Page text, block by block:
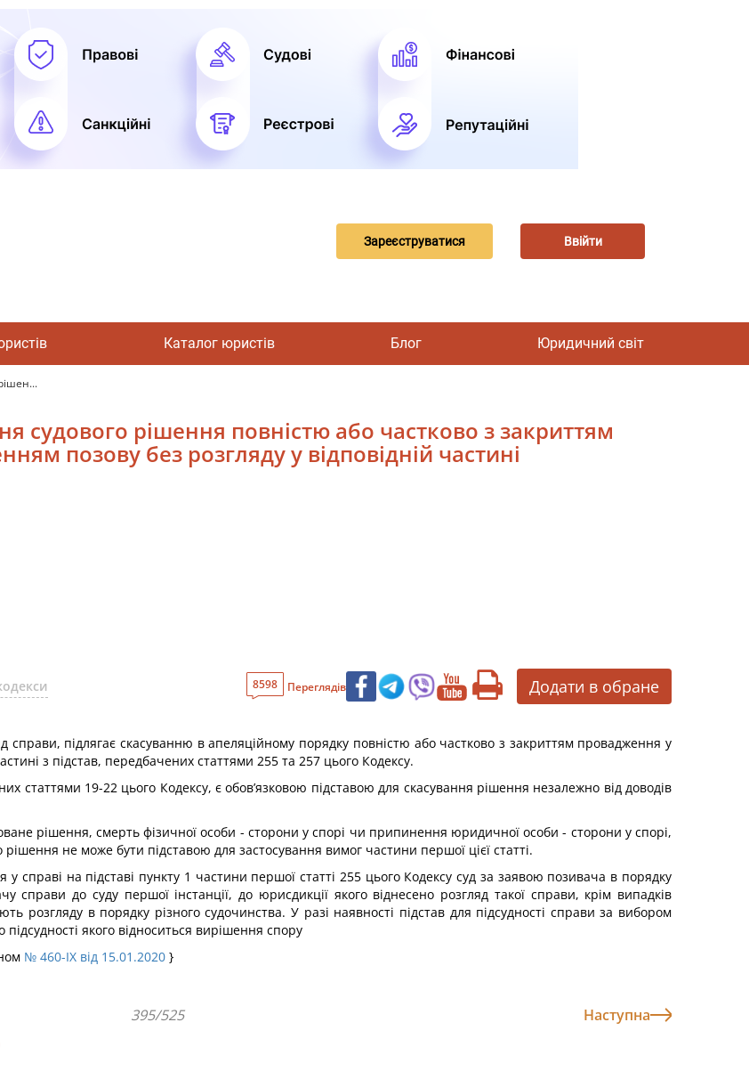
Зареєструватися Ввійти
Каталог юристів Блог Юридичний світ
судового рішення повністю або частково з закриттям
позову без розгляду у відповідній частині
8598 Переглядів Додати в обране
справи, підлягає скасуванню в апеляційному порядку повністю або частково з закриттям провадження у
з підстав, передбачених статтями 255 та 257 цього Кодексу.
статтями 19-22 цього Кодексу, є обов’язковою підставою для скасування рішення незалежно від доводів
рішення, смерть фізичної особи - сторони у спорі чи припинення юридичної особи - сторони у спорі,
не може бути підставою для застосування вимог частини першої цієї статті.
у справі на підставі пункту 1 частини першої статті 255 цього Кодексу суд за заявою позивача в порядку
до суду першої інстанції, до юрисдикції якого віднесено розгляд такої справи, крім випадків
розгляду в порядку різного судочинства. У разі наявності підстав для підсудності справи за вибором
якого відноситься вирішення спору
№ 460-IX від 15.01.2020 }
395/525 Наступна